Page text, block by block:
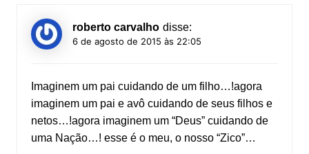
roberto carvalho disse:
6 de agosto de 2015 às 22:05
Imaginem um pai cuidando de um filho…!agora
imaginem um pai e avô cuidando de seus filhos e
netos…!agora imaginem um “Deus” cuidando de
uma Nação…! esse é o meu, o nosso “Zico”…